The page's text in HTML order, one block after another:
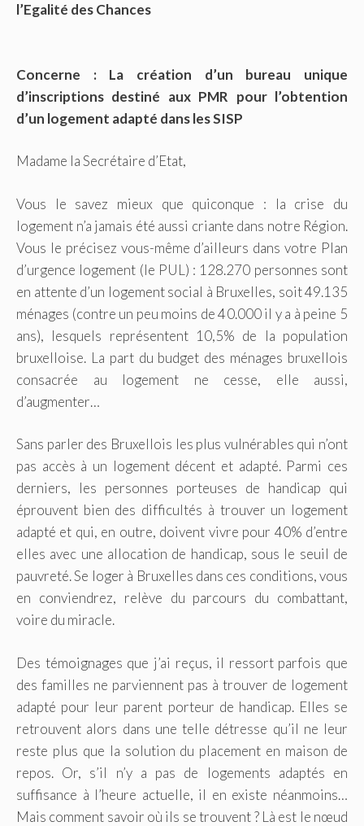
l’Egalité des Chances
Concerne : La création d’un bureau unique
d’inscriptions destiné aux PMR pour l’obtention
d’un logement adapté dans les SISP
Madame la Secrétaire d’Etat,
Vous le savez mieux que quiconque : la crise du
logement n’a jamais été aussi criante dans notre Région.
Vous le précisez vous-même d’ailleurs dans votre Plan
d’urgence logement (le PUL) : 128.270 personnes sont
en attente d’un logement social à Bruxelles, soit 49.135
ménages (contre un peu moins de 40.000 il y a à peine 5
ans), lesquels représentent 10,5% de la population
bruxelloise. La part du budget des ménages bruxellois
consacrée au logement ne cesse, elle aussi,
d’augmenter…
Sans parler des Bruxellois les plus vulnérables qui n’ont
pas accès à un logement décent et adapté. Parmi ces
derniers, les personnes porteuses de handicap qui
éprouvent bien des difficultés à trouver un logement
adapté et qui, en outre, doivent vivre pour 40% d’entre
elles avec une allocation de handicap, sous le seuil de
pauvreté. Se loger à Bruxelles dans ces conditions, vous
en conviendrez, relève du parcours du combattant,
voire du miracle.
Des témoignages que j’ai reçus, il ressort parfois que
des familles ne parviennent pas à trouver de logement
adapté pour leur parent porteur de handicap. Elles se
retrouvent alors dans une telle détresse qu’il ne leur
reste plus que la solution du placement en maison de
repos. Or, s’il n’y a pas de logements adaptés en
suffisance à l’heure actuelle, il en existe néanmoins…
Mais comment savoir où ils se trouvent ? Là est le nœud